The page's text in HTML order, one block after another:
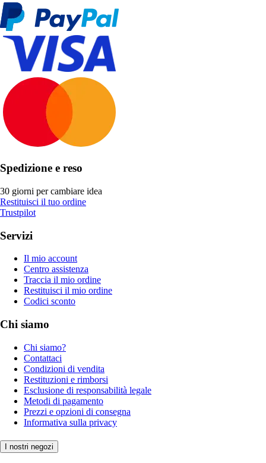
Spedizione e reso
30 giorni per cambiare idea
Restituisci il tuo ordine
Trustpilot
Servizi
Il mio account
Centro assistenza
Traccia il mio ordine
Restituisci il mio ordine
Codici sconto
Chi siamo
Chi siamo?
Contattaci
Condizioni di vendita
Restituzioni e rimborsi
Esclusione di responsabilità legale
Metodi di pagamento
Prezzi e opzioni di consegna
Informativa sulla privacy
I nostri negozi